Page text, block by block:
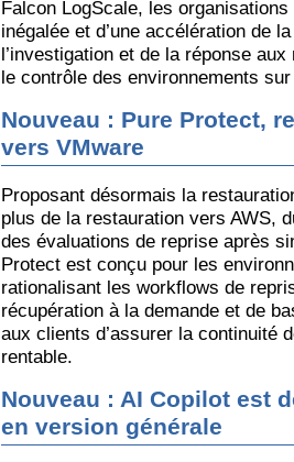
Falcon LogScale, les
inégalée et d’une accélération de
l’investigation et de la réponse
le contrôle des environnements
Nouveau : Pure Protect,
vers VMware
Proposant désormais la
plus de la restauration vers AWS,
des évaluations de reprise après
Protect est conçu pour les
rationalisant les workflows de
récupération à la demande et de
aux clients d’assurer la continuité
rentable.
Nouveau : AI Copilot est
en version générale